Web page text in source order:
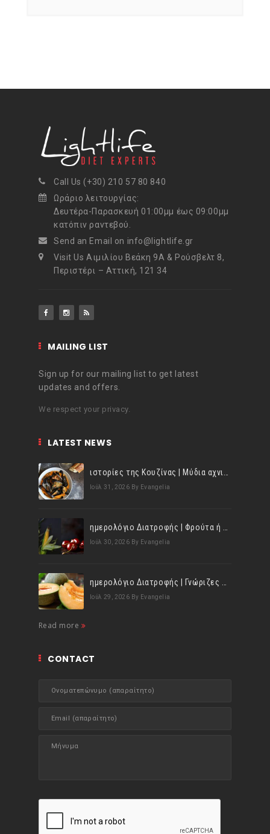
Call Us (+30) 210 57 80 840
Ωράριο λειτουργίας:
Δευτέρα-Παρασκευή 01:00μμ έως 09:00μμ
κατόπιν ραντεβού.
Send an Email on info@lightlife.gr
Visit Us Αιμιλίου Βεάκη 9Α & Ρούσβελτ 8,
Περιστέρι – Αττική, 121 34
MAILING LIST
Sign up for our mailing list to get latest
updates and offers.
We respect your privacy.
LATEST NEWS
Ιούλ 31, 2026 By Evangelia
Ιούλ 30, 2026 By Evangelia
Ιούλ 29, 2026 By Evangelia
Read more
CONTACT